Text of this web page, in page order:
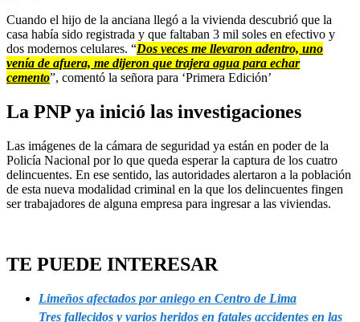
Cuando el hijo de la anciana llegó a la vivienda descubrió que la
casa había sido registrada y que faltaban 3 mil soles en efectivo y
dos modernos celulares. “Dos veces me llevaron adentro, uno
venía de afuera, me dijeron que trajera agua para echar
cemento”, comentó la señora para ‘Primera Edición’
La PNP ya inició las investigaciones
Las imágenes de la cámara de seguridad ya están en poder de la
Policía Nacional por lo que queda esperar la captura de los cuatro
delincuentes. En ese sentido, las autoridades alertaron a la población
de esta nueva modalidad criminal en la que los delincuentes fingen
ser trabajadores de alguna empresa para ingresar a las viviendas.
TE PUEDE INTERESAR
Limeños afectados por aniego en Centro de Lima
Tres fallecidos y varios heridos en fatales accidentes en las